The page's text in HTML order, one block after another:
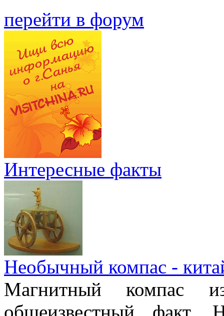
перейти в форум
Интересные факты
Необычный компас -
Магнитный компас
общеизвестный факт.